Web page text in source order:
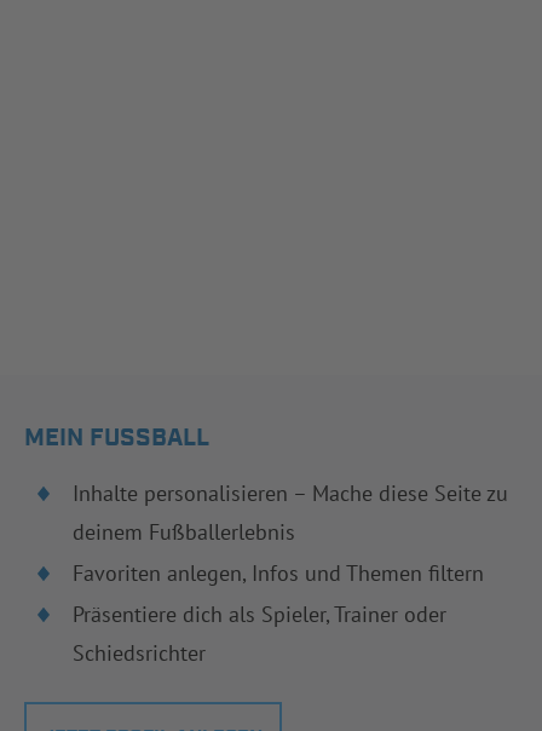
MEIN FUSSBALL
Inhalte personalisieren – Mache diese Seite zu
deinem Fußballerlebnis
Favoriten anlegen, Infos und Themen filtern
Präsentiere dich als Spieler, Trainer oder
Schiedsrichter